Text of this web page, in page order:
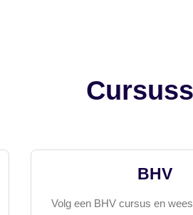
BHV
Volg een BHV cursus en